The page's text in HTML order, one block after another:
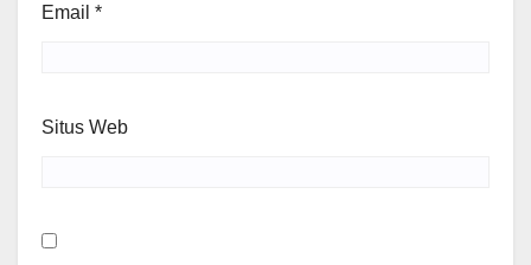
Email *
Situs Web